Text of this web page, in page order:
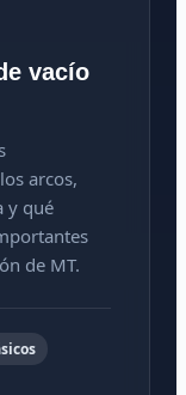
vacío
arcos,
y qué
de MT.